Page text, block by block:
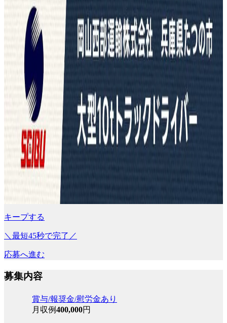
キープする
＼最短45秒で完了／
応募へ進む
募集内容
賞与/報奨金/慰労金あり
月収例400,000円